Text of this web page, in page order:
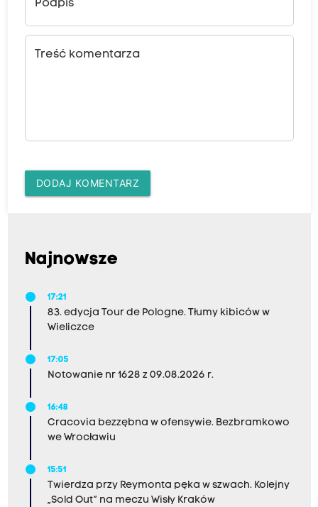
Podpis
Treść komentarza
DODAJ KOMENTARZ
Najnowsze
17:21
83. edycja Tour de Pologne. Tłumy kibiców w
Wieliczce
17:05
Notowanie nr 1628 z 09.08.2026 r.
16:48
Cracovia bezzębna w ofensywie. Bezbramkowo
we Wrocławiu
15:51
Twierdza przy Reymonta pęka w szwach. Kolejny
„Sold Out” na meczu Wisły Kraków